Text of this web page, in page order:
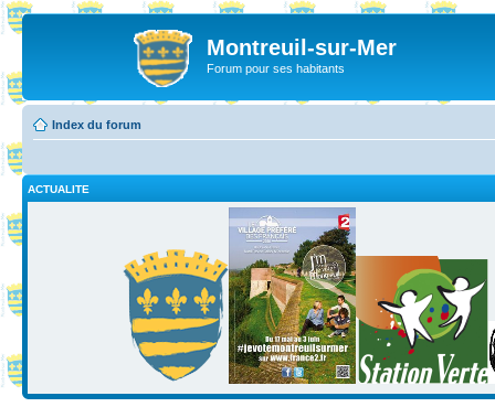
Montreuil-sur-Mer
Forum pour ses habitants
Index du forum
ACTUALITE